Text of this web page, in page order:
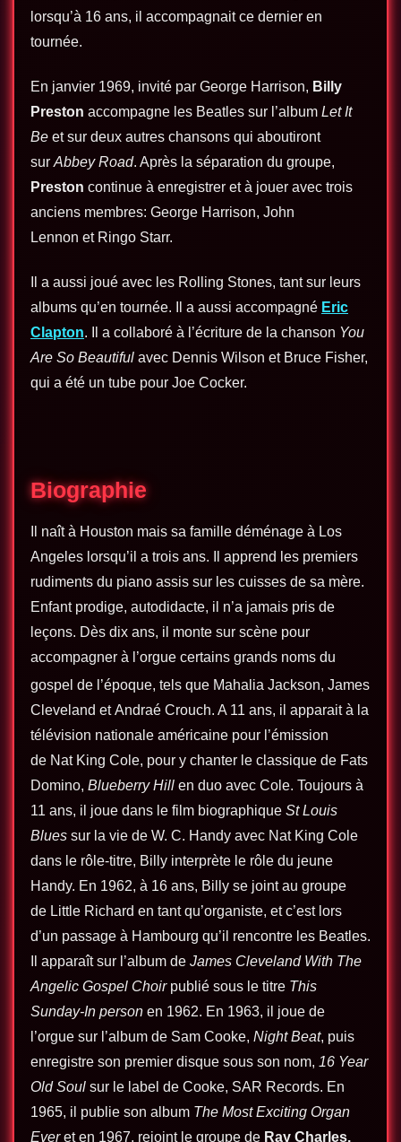
lorsqu’à 16 ans, il accompagnait ce dernier en
tournée.
En janvier 1969, invité par George Harrison, Billy
Preston accompagne les Beatles sur l’album Let It
Be et sur deux autres chansons qui aboutiront
sur Abbey Road. Après la séparation du groupe,
Preston continue à enregistrer et à jouer avec trois
anciens membres: George Harrison, John
Lennon et Ringo Starr.
Il a aussi joué avec les Rolling Stones, tant sur leurs
albums qu’en tournée. Il a aussi accompagné Eric
Clapton. Il a collaboré à l’écriture de la chanson You
Are So Beautiful avec Dennis Wilson et Bruce Fisher,
qui a été un tube pour Joe Cocker.
Biographie
Il naît à Houston mais sa famille déménage à Los
Angeles lorsqu’il a trois ans. Il apprend les premiers
rudiments du piano assis sur les cuisses de sa mère.
Enfant prodige, autodidacte, il n’a jamais pris de
leçons. Dès dix ans, il monte sur scène pour
accompagner à l’orgue certains grands noms du
gospel de l’époque, tels que Mahalia Jackson, James
Cleveland et Andraé Crouch. A 11 ans, il apparait à la
télévision nationale américaine pour l’émission
de Nat King Cole, pour y chanter le classique de Fats
Domino, Blueberry Hill en duo avec Cole. Toujours à
11 ans, il joue dans le film biographique St Louis
Blues sur la vie de W. C. Handy avec Nat King Cole
dans le rôle-titre, Billy interprète le rôle du jeune
Handy. En 1962, à 16 ans, Billy se joint au groupe
de Little Richard en tant qu’organiste, et c’est lors
d’un passage à Hambourg qu’il rencontre les Beatles.
Il apparaît sur l’album de James Cleveland With The
Angelic Gospel Choirpublié sous le titre This
Sunday-In person en 1962. En 1963, il joue de
l’orgue sur l’album de Sam Cooke, Night Beat, puis
enregistre son premier disque sous son nom, 16 Year
Old Soul sur le label de Cooke, SAR Records. En
1965, il publie son album The Most Exciting Organ
Everet en 1967, rejoint le groupe de Ray Charles.